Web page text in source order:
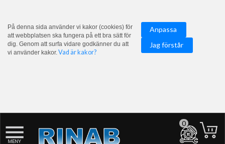
På denna sida använder vi kakor (cookies) för
att webbplatsen ska fungera på ett bra sätt för
dig. Genom att surfa vidare godkänner du att
vi använder kakor.Vad är kakor?
Anpassa
Jag förstår
0